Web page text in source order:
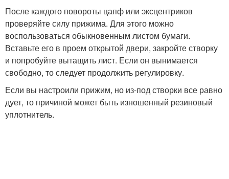
После каждого повороты цапф или эксцентриков
проверяйте силу прижима. Для этого можно
воспользоваться обыкновенным листом бумаги.
Вставьте его в проем открытой двери, закройте створку
и попробуйте вытащить лист. Если он вынимается
свободно, то следует продолжить регулировку.
Если вы настроили прижим, но из-под створки все равно
дует, то причиной может быть изношенный резиновый
уплотнитель.